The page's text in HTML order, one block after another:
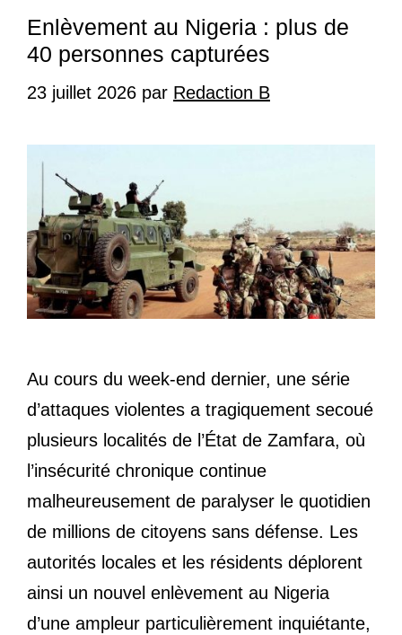
Enlèvement au Nigeria : plus de
40 personnes capturées
23 juillet 2026 par Redaction B
Au cours du week-end dernier, une série
d’attaques violentes a tragiquement secoué
plusieurs localités de l’État de Zamfara, où
l’insécurité chronique continue
malheureusement de paralyser le quotidien
de millions de citoyens sans défense. Les
autorités locales et les résidents déplorent
ainsi un nouvel enlèvement au Nigeria
d’une ampleur particulièrement inquiétante,